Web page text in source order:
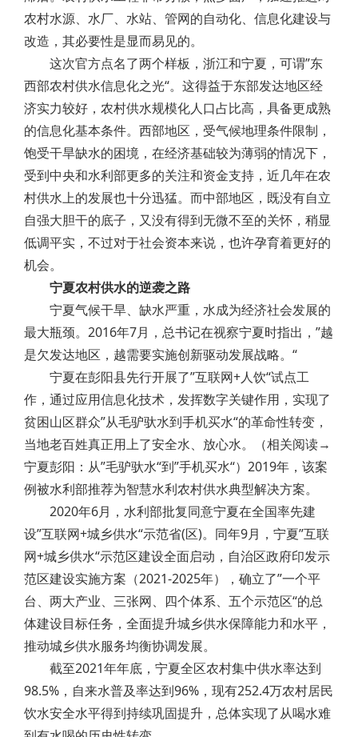
农村水源、水厂、水站、管网的自动化、信息化建设与
改造，其必要性是显而易见的。
这次官方点名了两个样板，浙江和宁夏，可谓”东
西部农村供水信息化之光“。这得益于东部发达地区经
济实力较好，农村供水规模化人口占比高，具备更成熟
的信息化基本条件。西部地区，受气候地理条件限制，
饱受干旱缺水的困境，在经济基础较为薄弱的情况下，
受到中央和水利部更多的关注和资金支持，近几年在农
村供水上的发展也十分迅猛。而中部地区，既没有自立
自强大胆干的底子，又没有得到无微不至的关怀，稍显
低调平实，不过对于社会资本来说，也许孕育着更好的
机会。
宁夏农村供水的逆袭之路
宁夏气候干旱、缺水严重，水成为经济社会发展的
最大瓶颈。2016年7月，总书记在视察宁夏时指出，”越
是欠发达地区，越需要实施创新驱动发展战略。“
宁夏在彭阳县先行开展了”互联网+人饮“试点工
作，通过应用信息化技术，发挥数字关键作用，实现了
贫困山区群众”从毛驴驮水到手机买水“的革命性转变，
当地老百姓真正用上了安全水、放心水。（相关阅读→
宁夏彭阳：从”毛驴驮水“到”手机买水“）2019年，该案
例被水利部推荐为智慧水利农村供水典型解决方案。
2020年6月，水利部批复同意宁夏在全国率先建
设”互联网+城乡供水“示范省(区)。同年9月，宁夏”互联
网+城乡供水“示范区建设全面启动，自治区政府印发示
范区建设实施方案（2021-2025年），确立了”一个平
台、两大产业、三张网、四个体系、五个示范区“的总
体建设目标任务，全面提升城乡供水保障能力和水平，
推动城乡供水服务均衡协调发展。
截至2021年年底，宁夏全区农村集中供水率达到
98.5%，自来水普及率达到96%，现有252.4万农村居民
饮水安全水平得到持续巩固提升，总体实现了从喝水难